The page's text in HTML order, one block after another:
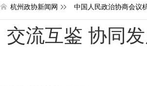
杭州政协新闻网 中国人民政治协商会议
交流互鉴 协同